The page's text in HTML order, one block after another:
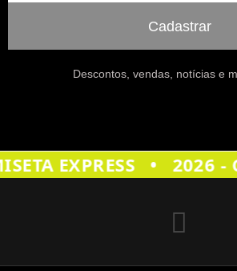
Cadastrar
Descontos, vendas, notícias e
EXPRESS 2026 -